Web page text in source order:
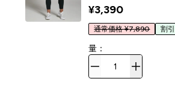
¥3,390‎
通常価格 ¥7,890 割
量：